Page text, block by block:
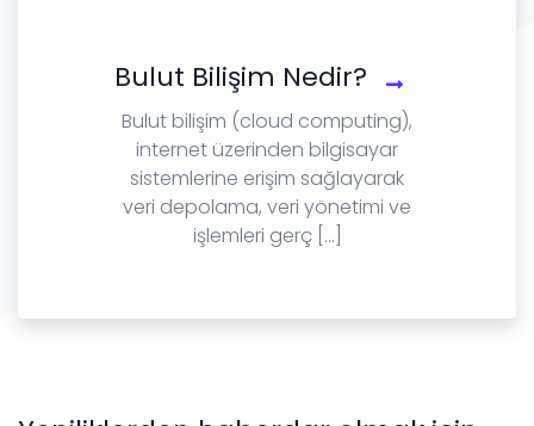
Bulut Bilişim Nedir?
Bulut bilişim (cloud computing),
internet üzerinden bilgisayar
sistemlerine erişim sağlayarak
veri depolama, veri yönetimi ve
işlemleri gerç [...]